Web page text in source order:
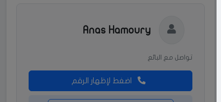
Anas Hamoury
تواصل مع البائع
اضغط لإظهار الرقم